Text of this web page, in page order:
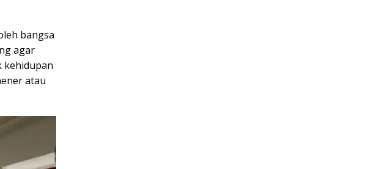
bangsa
agar
kehidupan
atau